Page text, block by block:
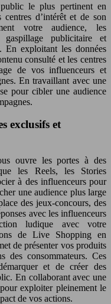
le plus pertinent en
centres d’intérêt et de son
votre audience, les
gaspillage publicitaire et
En exploitant les données
consulté et les centres
de vos influenceurs et
En travaillant avec une
pour cibler une audience
exclusifs et
ouvre les portes à des
les Reels, les Stories
à des influenceurs pour
une audience plus large
des jeux-concours, des
avec les influenceurs
ludique avec votre
de Live Shopping en
de présenter vos produits
des consommateurs. Ces
et de créer des
En collaborant avec une
exploiter pleinement le
de vos actions.